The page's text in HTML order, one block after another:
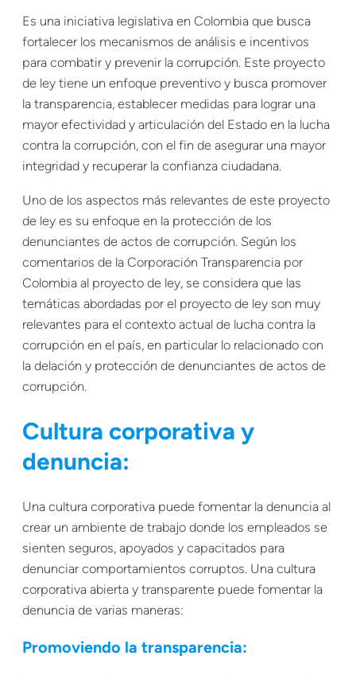
Es una iniciativa legislativa en Colombia que busca
fortalecer los mecanismos de análisis e incentivos
para combatir y prevenir la corrupción. Este proyecto
de ley tiene un enfoque preventivo y busca promover
la transparencia, establecer medidas para lograr una
mayor efectividad y articulación del Estado en la lucha
contra la corrupción, con el fin de asegurar una mayor
integridad y recuperar la confianza ciudadana.
Uno de los aspectos más relevantes de este proyecto
de ley es su enfoque en la protección de los
denunciantes de actos de corrupción. Según los
comentarios de la Corporación Transparencia por
Colombia al proyecto de ley, se considera que las
temáticas abordadas por el proyecto de ley son muy
relevantes para el contexto actual de lucha contra la
corrupción en el país, en particular lo relacionado con
la delación y protección de denunciantes de actos de
corrupción.
Cultura corporativa y
denuncia:
Una cultura corporativa puede fomentar la denuncia al
crear un ambiente de trabajo donde los empleados se
sienten seguros, apoyados y capacitados para
denunciar comportamientos corruptos. Una cultura
corporativa abierta y transparente puede fomentar la
denuncia de varias maneras:
Promoviendo la transparencia: